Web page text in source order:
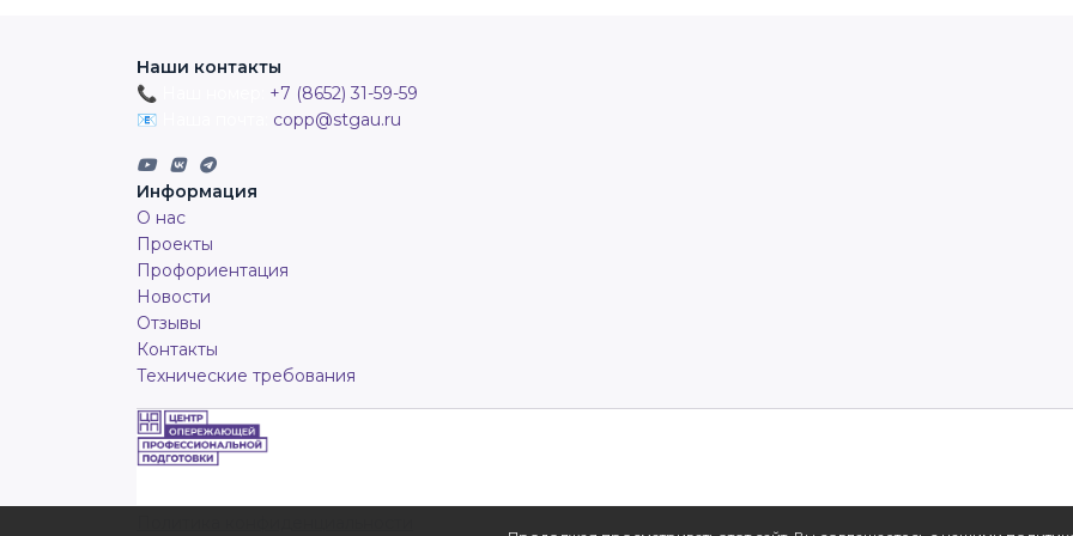
Наши контакты
📞 Наш номер: +7 (8652) 31-59-59
📧 Наша почта: copp@stgau.ru
Информация
О нас
Проекты
Профориентация
Новости
Отзывы
Контакты
Технические требования